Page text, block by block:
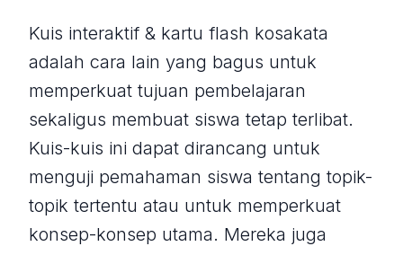
Kuis interaktif & kartu flash kosakata
adalah cara lain yang bagus untuk
memperkuat tujuan pembelajaran
sekaligus membuat siswa tetap terlibat.
Kuis-kuis ini dapat dirancang untuk
menguji pemahaman siswa tentang topik-
topik tertentu atau untuk memperkuat
konsep-konsep utama. Mereka juga